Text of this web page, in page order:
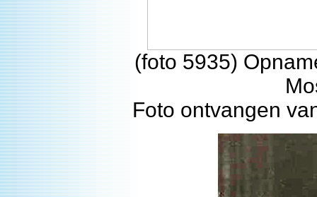
(foto 5935)
Foto ontvangen